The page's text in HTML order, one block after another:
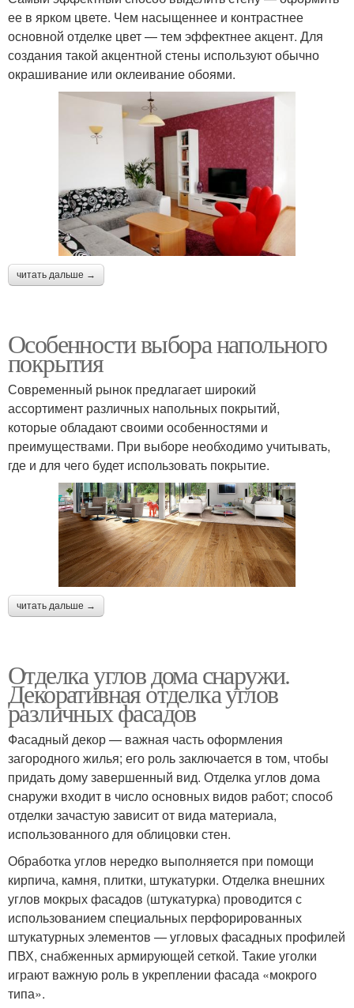
ее в ярком цвете. Чем насыщеннее и контрастнее
основной отделке цвет — тем эффектнее акцент. Для
создания такой акцентной стены используют обычно
окрашивание или оклеивание обоями.
читать дальше →
Особенности выбора напольного
покрытия
Современный рынок предлагает широкий
ассортимент различных напольных покрытий,
которые обладают своими особенностями и
преимуществами. При выборе необходимо учитывать,
где и для чего будет использовать покрытие.
читать дальше →
Отделка углов дома снаружи.
Декоративная отделка углов
различных фасадов
Фасадный декор — важная часть оформления
загородного жилья; его роль заключается в том, чтобы
придать дому завершенный вид. Отделка углов дома
снаружи входит в число основных видов работ; способ
отделки зачастую зависит от вида материала,
использованного для облицовки стен.
Обработка углов нередко выполняется при помощи
кирпича, камня, плитки, штукатурки. Отделка внешних
углов мокрых фасадов (штукатурка) проводится с
использованием специальных перфорированных
штукатурных элементов — угловых фасадных профилей
ПВХ, снабженных армирующей сеткой. Такие уголки
играют важную роль в укреплении фасада «мокрого
типа».